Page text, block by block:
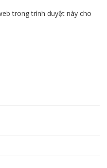
trong trình duyệt này cho